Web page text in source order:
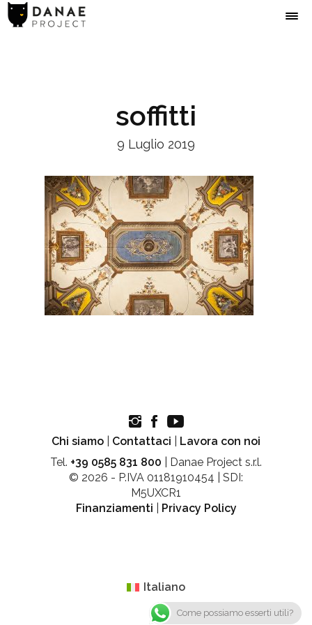
soffitti
9 Luglio 2019
Chi siamo Contattaci
Lavora con noi
Tel. +39 0585 831 800 | Danae Project s.r.l.
© 2026 - P.IVA 01181910454 | SDI:
M5UXCR1
Finanziamenti
Privacy Policy
Come possiamo esserti utili?
Italiano